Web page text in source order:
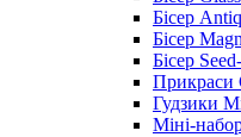
Бісер
Бісер
Бісер
Прикраси
Гудзики
Міні-